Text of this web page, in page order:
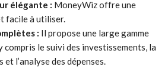
élégante : MoneyWiz offre une
facile à utiliser.
: Il propose une large gamme
le suivi des investissements, la
l’analyse des dépenses.